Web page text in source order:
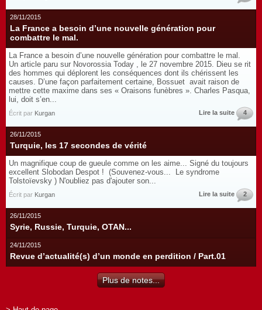
28/11/2015
La France a besoin d’une nouvelle génération pour
combattre le mal.
La France a besoin d’une nouvelle génération pour combattre le mal.
Un article paru sur Novorossia Today , le 27 novembre 2015. Dieu se rit
des hommes qui déplorent les conséquences dont ils chérissent les
causes. D’une façon parfaitement certaine, Bossuet avait raison de
mettre cette maxime dans ses « Oraisons funèbres ». Charles Pasqua,
lui, doit s’en...
Écrit par Kurgan Lire la suite 4
26/11/2015
Turquie, les 17 secondes de vérité
Un magnifique coup de gueule comme on les aime... Signé du toujours
excellent Slobodan Despot ! (Souvenez-vous... Le syndrome
Tolstoïevsky ) N'oubliez pas d'ajouter son...
Écrit par Kurgan Lire la suite 2
26/11/2015
Syrie, Russie, Turquie, OTAN...
24/11/2015
Revue d’actualité(s) d’un monde en perdition / Part.01
Plus de notes...